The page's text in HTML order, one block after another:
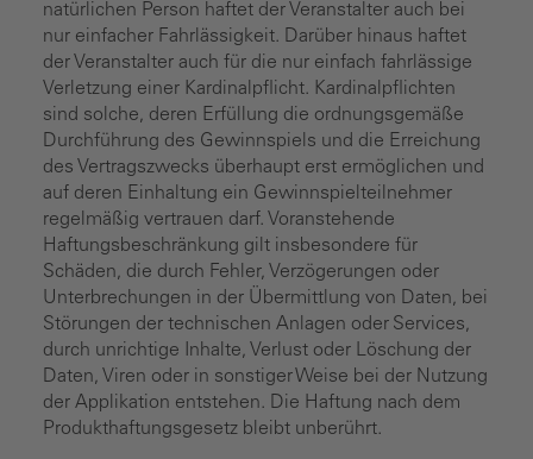
natürlichen Person haftet der Veranstalter auch bei
nur einfacher Fahrlässigkeit. Darüber hinaus haftet
der Veranstalter auch für die nur einfach fahrlässige
Verletzung einer Kardinalpflicht. Kardinalpflichten
sind solche, deren Erfüllung die ordnungsgemäße
Durchführung des Gewinnspiels und die Erreichung
des Vertragszwecks überhaupt erst ermöglichen und
auf deren Einhaltung ein Gewinnspielteilnehmer
regelmäßig vertrauen darf. Voranstehende
Haftungsbeschränkung gilt insbesondere für
Schäden, die durch Fehler, Verzögerungen oder
Unterbrechungen in der Übermittlung von Daten, bei
Störungen der technischen Anlagen oder Services,
durch unrichtige Inhalte, Verlust oder Löschung der
Daten, Viren oder in sonstiger Weise bei der Nutzung
der Applikation entstehen. Die Haftung nach dem
Produkthaftungsgesetz bleibt unberührt.